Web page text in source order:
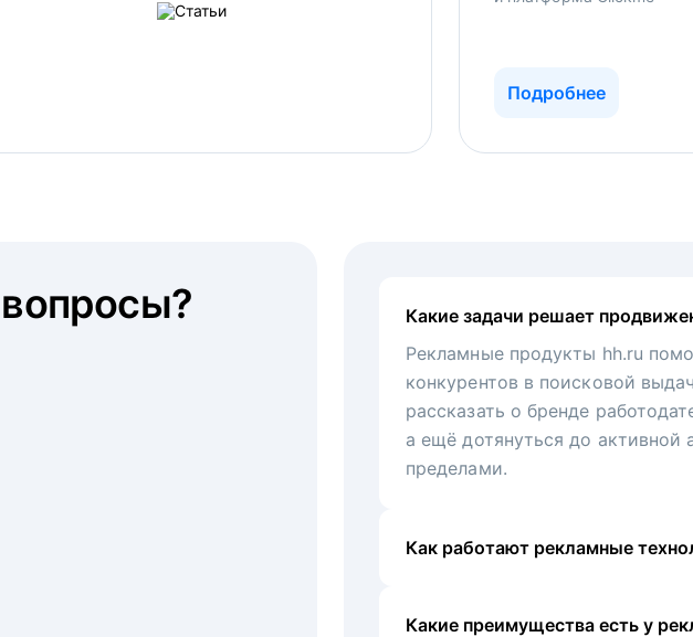
Подробнее
Какие задачи решает
Рекламные продукты hh.ru
конкурентов в поисковой
рассказать о бренде
а ещё дотянуться до активной
пределами.
Как работают рекламные
Какие преимущества есть у